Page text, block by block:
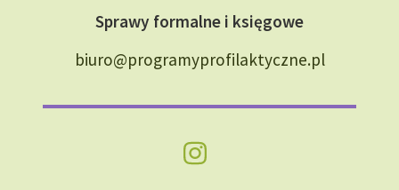
Sprawy formalne i księgowe
biuro@programyprofilaktyczne.pl